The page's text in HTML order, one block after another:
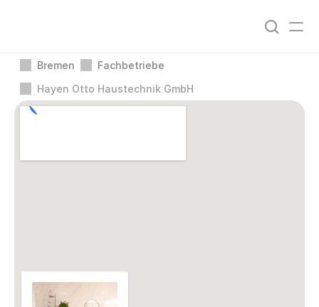
Bremen
Fachbetriebe
Hayen Otto Haustechnik GmbH